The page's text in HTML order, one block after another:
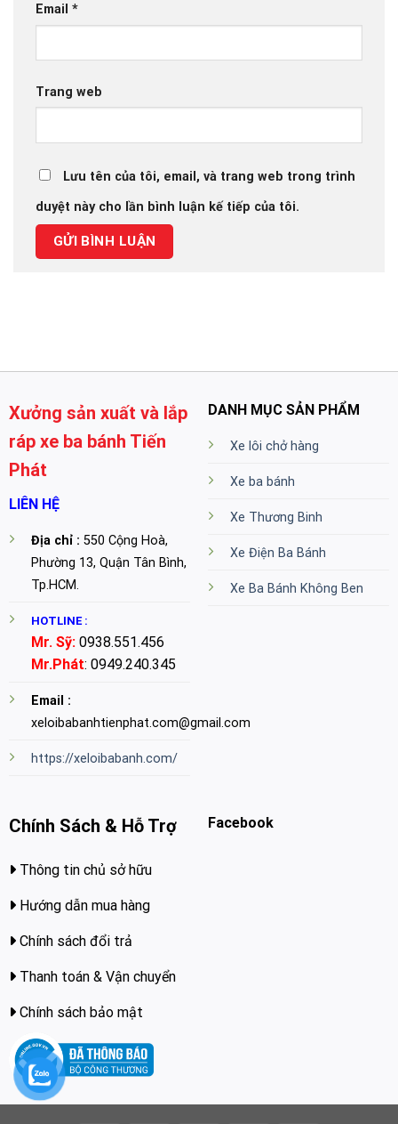
Email *
Trang web
Lưu tên của tôi, email, và trang web trong trình
duyệt này cho lần bình luận kế tiếp của tôi.
Xưởng sản xuất và lắp
ráp xe ba bánh Tiến
Phát
LIÊN HỆ
Địa chỉ : 550 Cộng Hoà,
Phường 13, Quận Tân Bình,
Tp.HCM.
HOTLINE :
Mr. Sỹ:0938.551.456
Mr.Phát: 0949.240.345
Email :
xeloibabanhtienphat.com@gmail.com
https://xeloibabanh.com/
DANH MỤC SẢN PHẨM
Xe lôi chở hàng
Xe ba bánh
Xe Thương Binh
Xe Điện Ba Bánh
Xe Ba Bánh Không Ben
Chính Sách & Hỗ Trợ
Thông tin chủ sở hữu
Hướng dẫn mua hàng
Chính sách đổi trả
Thanh toán & Vận chuyển
Chính sách bảo mật
Facebook